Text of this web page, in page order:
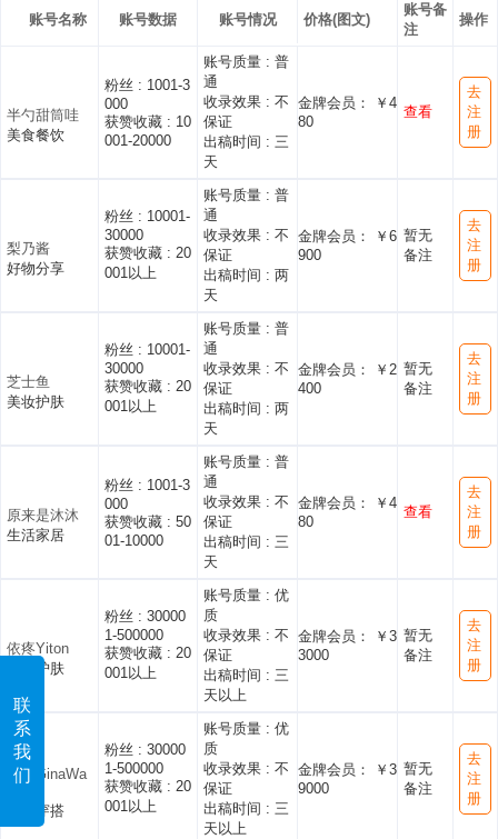
联
系
我
们
账号名称 账号数据 账号情况 价格(图文)
账号备
注
操作
半勺甜筒哇
美食餐饮
粉丝 : 1001-3
000
获赞收藏 : 10
001-20000
账号质量 : 普
通
收录效果 : 不
保证
出稿时间 : 三
天
金牌会员： ￥4
80
查看
去
注
册
梨乃酱
好物分享
粉丝 : 10001-
30000
获赞收藏 : 20
001以上
账号质量 : 普
通
收录效果 : 不
保证
出稿时间 : 两
天
金牌会员： ￥6
900
暂无
备注
去
注
册
芝士鱼
美妆护肤
粉丝 : 10001-
30000
获赞收藏 : 20
001以上
账号质量 : 普
通
收录效果 : 不
保证
出稿时间 : 两
天
金牌会员： ￥2
400
暂无
备注
去
注
册
原来是沐沐
生活家居
粉丝 : 1001-3
000
获赞收藏 : 50
01-10000
账号质量 : 普
通
收录效果 : 不
保证
出稿时间 : 三
天
金牌会员： ￥4
80
查看
去
注
册
依疼Yiton
美妆护肤
粉丝 : 30000
1-500000
获赞收藏 : 20
001以上
账号质量 : 优
质
收录效果 : 不
保证
出稿时间 : 三
天以上
金牌会员： ￥3
3000
暂无
备注
去
注
册
吉娜GinaWa
时尚穿搭
粉丝 : 30000
1-500000
获赞收藏 : 20
001以上
账号质量 : 优
质
收录效果 : 不
保证
出稿时间 : 三
天以上
金牌会员： ￥3
9000
暂无
备注
去
注
册